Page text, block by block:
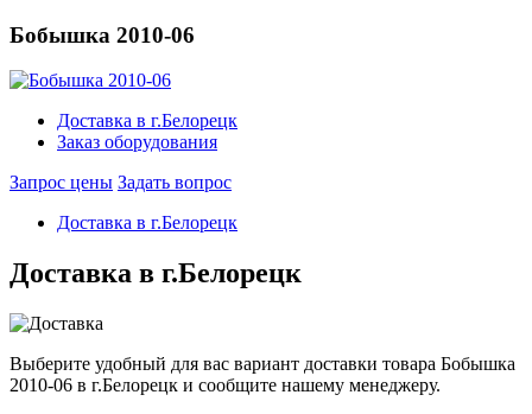
Бобышка 2010-06
Доставка в г.Белорецк
Заказ оборудования
Запрос цены Задать вопрос
Доставка в г.Белорецк
Доставка в г.Белорецк
Выберите удобный для вас вариант доставки товара Бобышка
2010-06 в г.Белорецк и сообщите нашему менеджеру.